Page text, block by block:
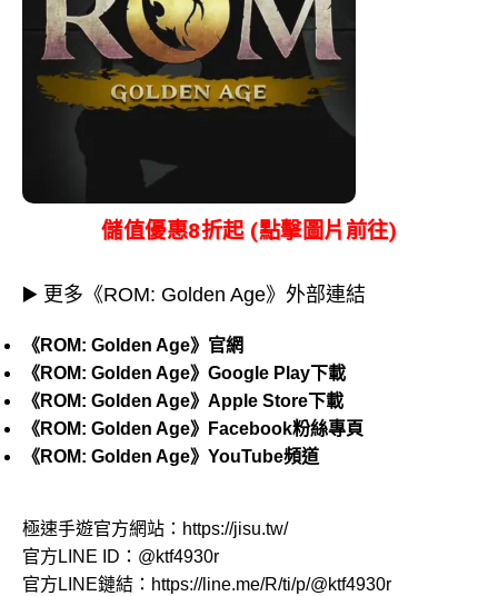
儲值優惠8折起 (點擊圖片前往)
▶️ 更多《ROM: Golden Age》外部連結
《ROM: Golden Age》官網
《ROM: Golden Age》Google Play下載
《ROM: Golden Age》Apple Store下載
《ROM: Golden Age》Facebook粉絲專頁
《ROM: Golden Age》YouTube頻道
極速手遊官方網站： https://jisu.tw/
官方LINE ID： @ktf4930r
官方LINE鏈結： https://line.me/R/ti/p/@ktf4930r